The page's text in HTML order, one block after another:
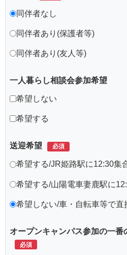
同伴者なし
同伴者あり(保護者等)
同伴者あり(友人等)
一人暮らし相談会参加希望
希望しない
希望する
送迎希望
希望する/JR姫路駅に12:30集
希望する/山陽電車妻鹿駅に
希望しない/車・自転車等で直
オープンキャンパス参加の一番